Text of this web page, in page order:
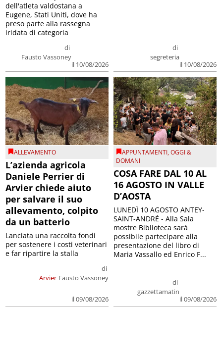
di
Fausto Vassoney
il 10/08/2026
dell'atleta valdostana a
Eugene, Stati Uniti, dove ha
preso parte alla rassegna
iridata di categoria
di
segreteria
il 10/08/2026
ALLEVAMENTO
L’azienda agricola
Daniele Perrier di
Arvier chiede aiuto
per salvare il suo
allevamento, colpito
da un batterio
Arvier
di
Fausto Vassoney
il 09/08/2026
Lanciata una raccolta fondi
per sostenere i costi veterinari
e far ripartire la stalla
APPUNTAMENTI,OGGI &
DOMANI
COSA FARE DAL 10 AL
16 AGOSTO IN VALLE
D’AOSTA
di
gazzettamatin
il 09/08/2026
LUNEDÌ 10 AGOSTO ANTEY-
SAINT-ANDRÉ - Alla Sala
mostre Biblioteca sarà
possibile partecipare alla
presentazione del libro di
Maria Vassallo ed Enrico F...